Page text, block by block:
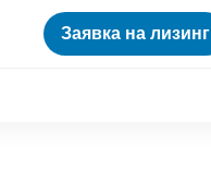
Заявка на лизинг